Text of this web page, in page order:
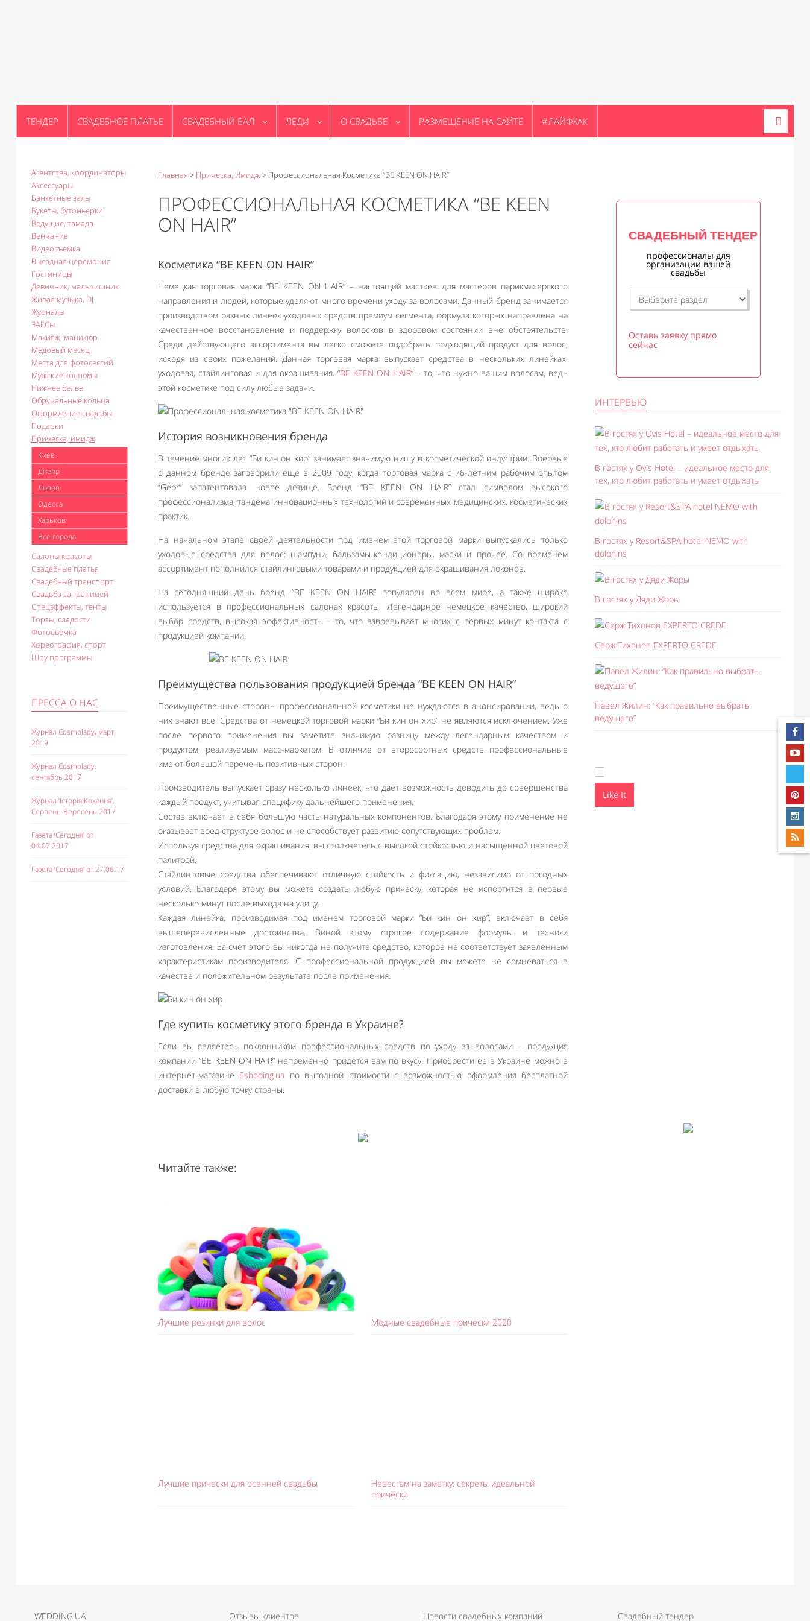
ТЕНДЕР СВАДЕБНОЕ ПЛАТЬЕ СВАДЕБНЫЙ БАЛ ЛЕДИ О СВАДЬБЕ РАЗМЕЩЕНИЕ НА САЙТЕ #ЛАЙФХАК
Агентства, координаторы
Аксессуары
Банкетные залы
Букеты, бутоньерки
Ведущие, тамада
Венчание
Видеосъемка
Выездная церемония
Гостиницы
Девичник, мальчишник
Живая музыка, DJ
Журналы
ЗАГСы
Макияж, маникюр
Медовый месяц
Места для фотосессий
Мужские костюмы
Нижнее белье
Обручальные кольца
Оформление свадьбы
Подарки
Прическа, имидж
Киев
Днепр
Львов
Одесса
Харьков
Все города
Салоны красоты
Свадебные платья
Свадебный транспорт
Свадьба за границей
Спецэффекты, тенты
Торты, сладости
Фотосъемка
Хореография, спорт
Шоу программы
ПРЕССА О НАС
Журнал Cosmolady, март
2019
Журнал Cosmolady,
сентябрь 2017
Журнал ‘Історія Кохання’,
Серпень-Вересень 2017
Газета ‘Сегодня’ от
04.07.2017
Газета ‘Сегодня’ от 27.06.17
Главная > Прическа, Имидж> Профессиональная Косметика “BE KEEN ON HAIR”
ПРОФЕССИОНАЛЬНАЯ КОСМЕТИКА “BE KEEN
ON HAIR”
Косметика “BE KEEN ON HAIR”
Немецкая торговая марка “BE KEEN ON HAIR” – настоящий мастхев для мастеров парикмахерского
направления и людей, которые уделяют много времени уходу за волосами. Данный бренд занимается
производством разных линеек уходовых средств премиум сегмента, формула которых направлена на
качественное восстановление и поддержку волосков в здоровом состоянии вне обстоятельств.
Среди действующего ассортимента вы легко сможете подобрать подходящий продукт для волос,
исходя из своих пожеланий. Данная торговая марка выпускает средства в нескольких линейках:
уходовая, стайлинговая и для окрашивания. “BE KEEN ON HAIR” – то, что нужно вашим волосам, ведь
этой косметике под силу любые задачи.
История возникновения бренда
В течение многих лет “Би кин он хир” занимает значимую нишу в косметической индустрии. Впервые
о данном бренде заговорили еще в 2009 году, когда торговая марка с 76-летним рабочим опытом
“Gebr” запатентовала новое детище. Бренд “BE KEEN ON HAIR” стал символом высокого
профессионализма, тандема инновационных технологий и современных медицинских, косметических
практик.
На начальном этапе своей деятельности под именем этой торговой марки выпускались только
уходовые средства для волос: шампуни, бальзамы-кондиционеры, маски и прочее. Со временем
ассортимент пополнился стайлинговыми товарами и продукцией для окрашивания локонов.
На сегодняшний день бренд “BE KEEN ON HAIR” популярен во всем мире, а также широко
используется в профессиональных салонах красоты. Легендарное немецкое качество, широкий
выбор средств, высокая эффективность – то, что завоевывает многих с первых минут контакта с
продукцией компании.
Преимущества пользования продукцией бренда “BE KEEN ON HAIR”
Преимущественные стороны профессиональной косметики не нуждаются в анонсировании, ведь о
них знают все. Средства от немецкой торговой марки “Би кин он хир” не являются исключением. Уже
после первого применения вы заметите значимую разницу между легендарным качеством и
продуктом, реализуемым масс-маркетом. В отличие от второсортных средств профессиональные
имеют большой перечень позитивных сторон:
Производитель выпускает сразу несколько линеек, что дает возможность доводить до совершенства
каждый продукт, учитывая специфику дальнейшего применения.
Состав включает в себя большую часть натуральных компонентов. Благодаря этому применение не
оказывает вред структуре волос и не способствует развитию сопутствующих проблем.
Используя средства для окрашивания, вы столкнетесь с высокой стойкостью и насыщенной цветовой
палитрой.
Стайлинговые средства обеспечивают отличную стойкость и фиксацию, независимо от погодных
условий. Благодаря этому вы можете создать любую прическу, которая не испортится в первые
несколько минут после выхода на улицу.
Каждая линейка, производимая под именем торговой марки “Би кин он хир”, включает в себя
вышеперечисленные достоинства. Виной этому строгое содержание формулы и техники
изготовления. За счет этого вы никогда не получите средство, которое не соответствует заявленным
характеристикам производителя. С профессиональной продукцией вы можете не сомневаться в
качестве и положительном результате после применения.
Где купить косметику этого бренда в Украине?
Если вы являетесь поклонником профессиональных средств по уходу за волосами – продукция
компании “BE KEEN ON HAIR” непременно придется вам по вкусу. Приобрести ее в Украине можно в
интернет-магазине Eshoping.ua по выгодной стоимости с возможностью оформления бесплатной
доставки в любую точку страны.
Читайте также:
Лучшие резинки для волос Модные свадебные прически 2020
Лучшие прически для осенней свадьбы
Невестам на заметку: секреты идеальной
прически
СВАДЕБНЫЙ ТЕНДЕР
профессионалы для
организации вашей
свадьбы
Оставь заявку прямо
сейчас
ИНТЕРВЬЮ
В гостях у Ovis Hotel – идеальное место для
тех, кто любит работать и умеет отдыхать
В гостях у Resort&SPA hotel NEMO with
dolphins
В гостях у Дяди Жоры
Серж Тихонов EXPERTO CREDE
Павел Жилин: “Как правильно выбрать
ведущего”
Like It
Like It Like
WEDDING.UA Отзывы клиентов Новости свадебных компаний Свадебный тендер